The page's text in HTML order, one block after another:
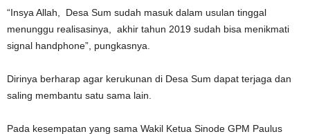
“Insya Allah, Desa Sum sudah masuk dalam usulan tinggal
menunggu realisasinya, akhir tahun 2019 sudah bisa menikmati
signal handphone”, pungkasnya.
Dirinya berharap agar kerukunan di Desa Sum dapat terjaga dan
saling membantu satu sama lain.
Pada kesempatan yang sama Wakil Ketua Sinode GPM Paulus